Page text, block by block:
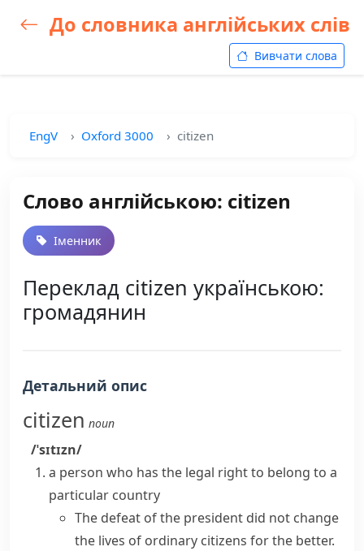
До словника англійських слів
Вивчати слова
EngV Oxford 3000 citizen
Слово англійською: citizen
Іменник
Переклад citizen українською:
громадянин
Детальний опис
citizen noun
/ˈsɪtɪzn/
a person who has the legal right to belong to a
particular country
The defeat of the president did not change
the lives of ordinary citizens for the better.